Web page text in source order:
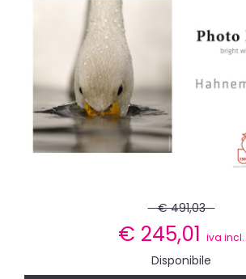
€ 491,03
€ 245,01 iva incl.
Disponibile